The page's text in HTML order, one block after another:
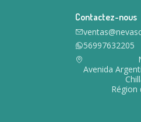
Contactez-nous
56997632205
Avenida
Région